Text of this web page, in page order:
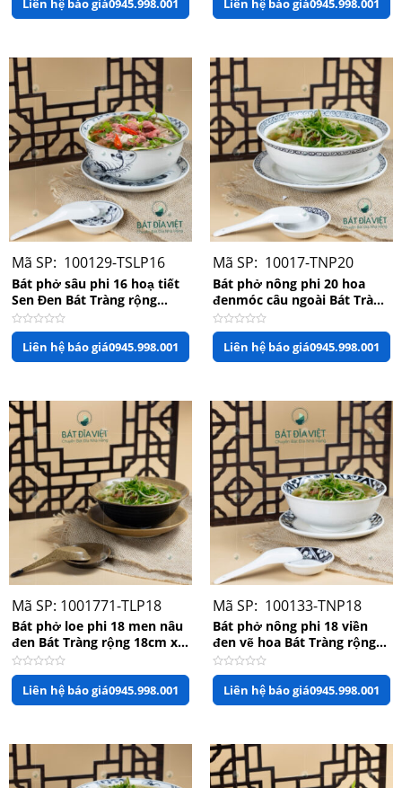
Bát kèm đĩa lót
Thông số kỹ thuật sản phẩm
hạng
Liên hệ báo giá0945.998.001
hạng
Liên hệ báo giá0945.998.001
Mã SP: 100129-TSLP16
Bát phở sâu phi 16 hoạ tiết
Sen Đen Bát Tràng rộng
16cm x 7,5cm
Được
xếp
hạng
Liên hệ báo giá0945.998.001
Mã SP: 10017-TNP20
Bát phở nông phi 20 hoa
đenmóc câu ngoài Bát Tràng
rộng 22cm x 7,5cm
Được
xếp
hạng
Liên hệ báo giá0945.998.001
Mã SP: 1001771-TLP18
Bát phở loe phi 18 men nâu
đen Bát Tràng rộng 18cm x
cao 6,5cm
Được
xếp
hạng
Liên hệ báo giá0945.998.001
Mã SP: 100133-TNP18
Bát phở nông phi 18 viền
đen vẽ hoa Bát Tràng rộng
18cm x 7cm
Được
xếp
hạng
Liên hệ báo giá0945.998.001